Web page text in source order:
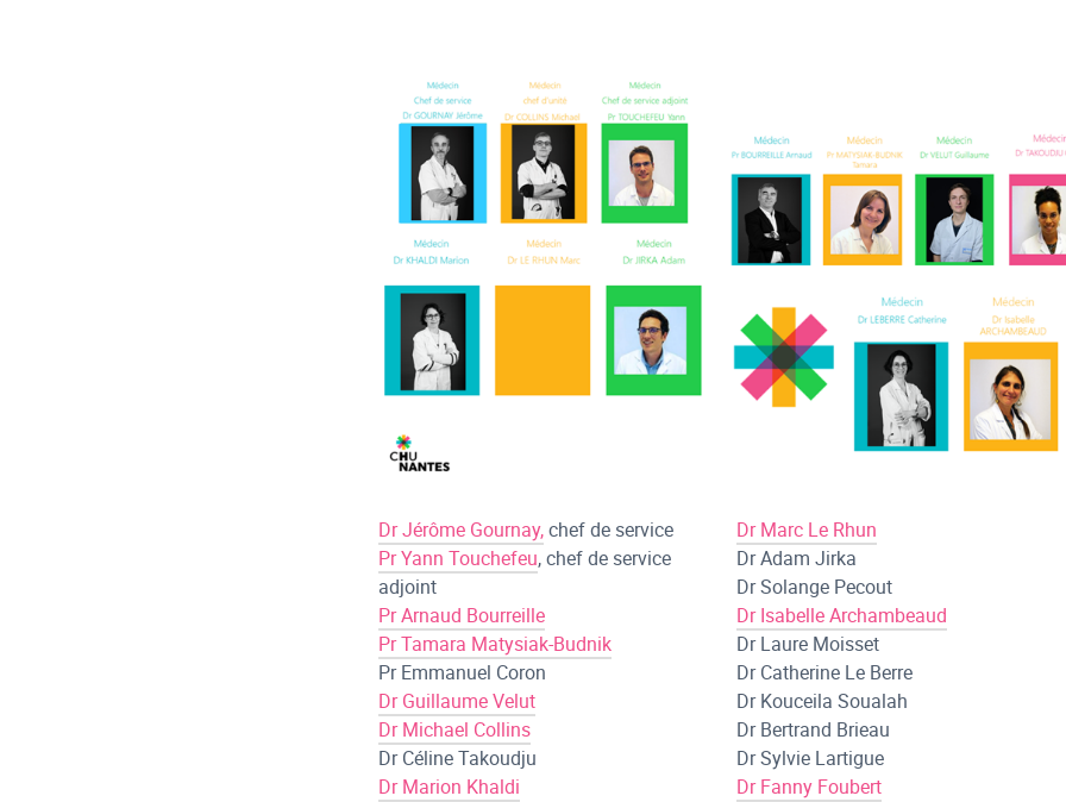
Dr Jérôme Gournay,chef de service
Pr Yann Touchefeu, chef de service
adjoint
Pr Arnaud Bourreille
Pr Tamara Matysiak-Budnik
Pr Emmanuel Coron
Dr Guillaume Velut
Dr Michael Collins
Dr Céline Takoudju
Dr Marion Khaldi
Dr Marc Le Rhun
Dr Adam Jirka
Dr Solange Pecout
Dr Isabelle Archambeaud
Dr Laure Moisset
Dr Catherine Le Berre
Dr Kouceila Soualah
Dr Bertrand Brieau
Dr Sylvie Lartigue
Dr Fanny Foubert